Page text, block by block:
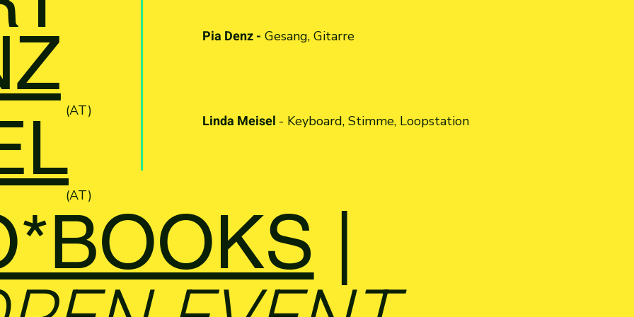
(AT)
(AT)
Pia Denz - Gesang, Gitarre
Linda Meisel - Keyboard, Stimme, Loopstation